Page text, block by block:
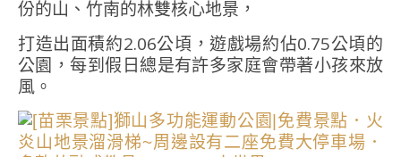
份的山、竹南的林雙核心地景，
打造出面積約2.06公頃，遊戲場約佔0.75公頃的
公園，每到假日總是有許多家庭會帶著小孩來放
風。